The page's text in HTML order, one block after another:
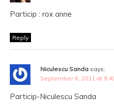
Particip : rox anne
Reply
Niculescu Sanda says:
September 6, 2011 at
Particip-Niculescu Sanda